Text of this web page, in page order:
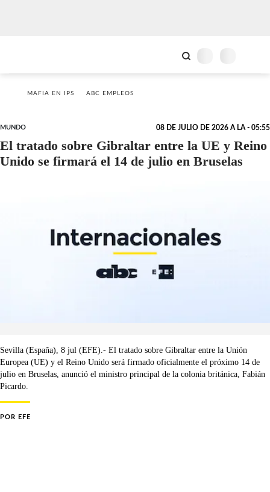
MAFIA EN IPS ABC EMPLEOS
MUNDO 08 DE JULIO DE 2026 A LA - 05:55
El tratado sobre Gibraltar entre la UE y Reino
Unido se firmará el 14 de julio en Bruselas
Sevilla (España), 8 jul (EFE).- El tratado sobre Gibraltar entre la Unión
Europea (UE) y el Reino Unido será firmado oficialmente el próximo 14 de
julio en Bruselas, anunció el ministro principal de la colonia británica, Fabián
Picardo.
POR EFE